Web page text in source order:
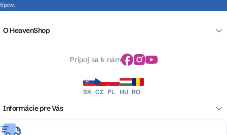
tipov.
O HeavenShop
Pripoj sa k nám
SK CZ PL HU RO
Informácie pre Vás